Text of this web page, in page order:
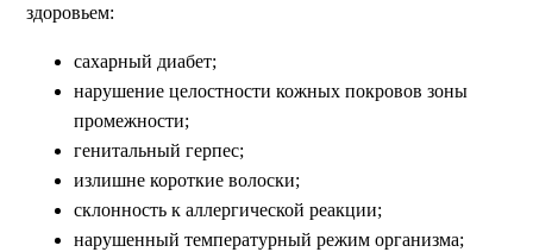
здоровьем:
сахарный диабет;
нарушение целостности кожных покровов зоны
промежности;
генитальный герпес;
излишне короткие волоски;
склонность к аллергической реакции;
нарушенный температурный режим организма;